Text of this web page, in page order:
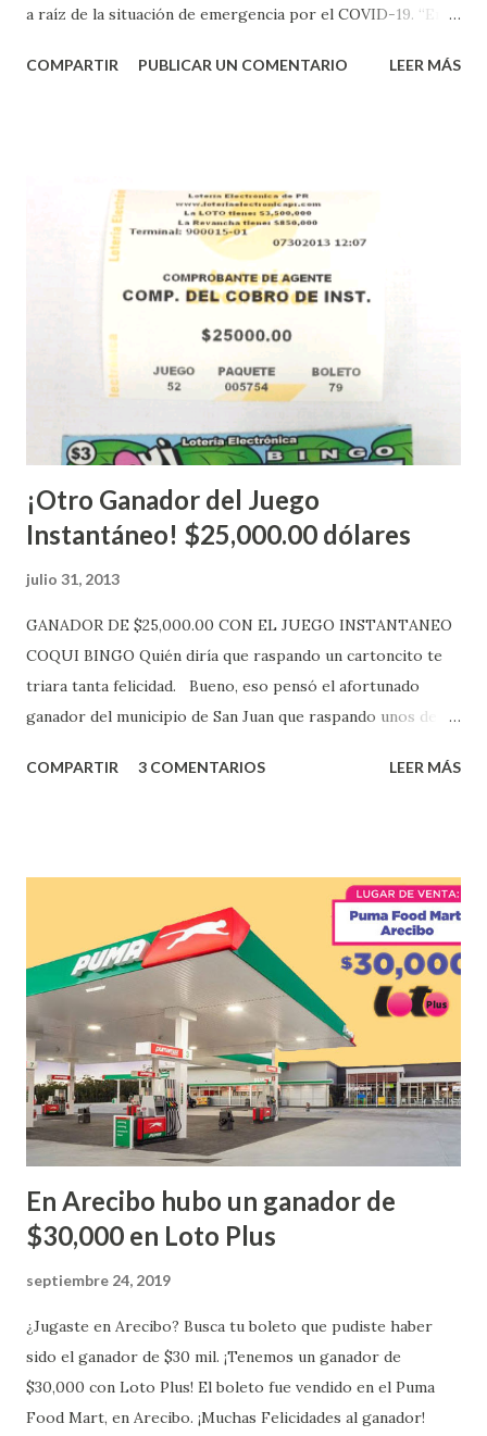
a raíz de la situación de emergencia por el COVID-19. “En
proteger la salud de nuestros empleados, vendedores y
instantáneos”, indicó López. Sobre el sorteo de Powerball,
López explicó que el mismo se continuará realizando en los
Estados Unidos y los jugadores podrán conocer los
números ganadores del mismo a través de la página
aquellos con jugadas anticipadas de los sorteos locales (
Loto, Revancha, Pega 2, Pega 3 Pega 4 ) se les informará
Mientras, que l...
COMPARTIR PUBLICAR UN COMENTARIO LEER MÁS
¡Otro Ganador del Juego
Instantáneo! $25,000.00 dólares
julio 31, 2013
GANADOR DE $25,000.00 CON EL JUEGO INSTANTANEO
COQUI BINGO Quién diría que raspando un cartoncito te
triara tanta felicidad. Bueno, eso pensó el afortunado
ganador del municipio de San Juan que raspando unos de
obtuvo un premio de $25,000,00 dólares. Este es el anuncio
ganador fue vendido en la farmacia Yarimar de la
Urbanización Las Lomas en el Municipio de San Juan
¡Enhorabuena que lo disfrute!
...
COMPARTIR 3 COMENTARIOS LEER MÁS
En Arecibo hubo un ganador de
$30,000 en Loto Plus
septiembre 24, 2019
¿Jugaste en Arecibo? Busca tu boleto que pudiste haber
sido el ganador de $30 mil. ¡Tenemos un ganador de
$30,000 con Loto Plus! El boleto fue vendido en el Puma
Food Mart, en Arecibo. ¡Muchas Felicidades al ganador!